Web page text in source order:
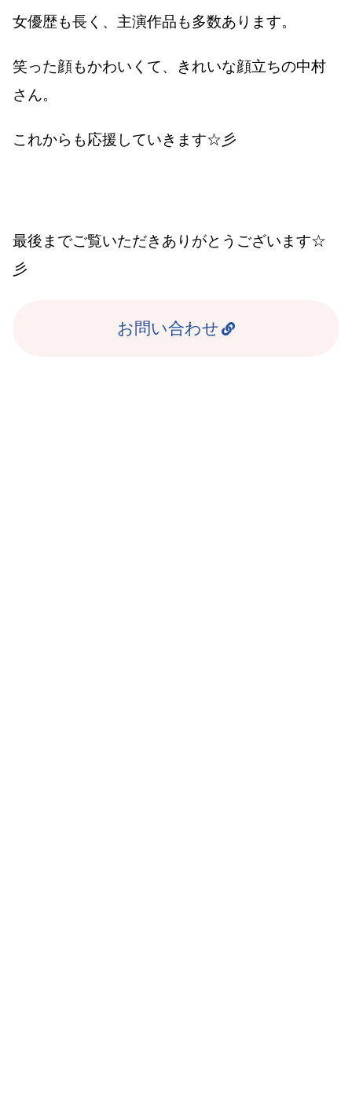
女優歴も長く、主演作品も多数あります。
笑った顔もかわいくて、きれいな顔立ちの中村
さん。
これからも応援していきます☆彡
最後までご覧いただきありがとうございます☆
彡
お問い合わせ